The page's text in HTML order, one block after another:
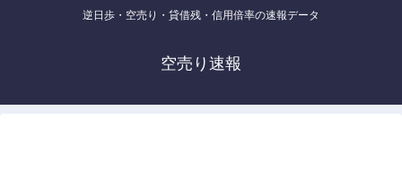
逆日歩・空売り・貸借残・信用倍率の速報データ
空売り速報